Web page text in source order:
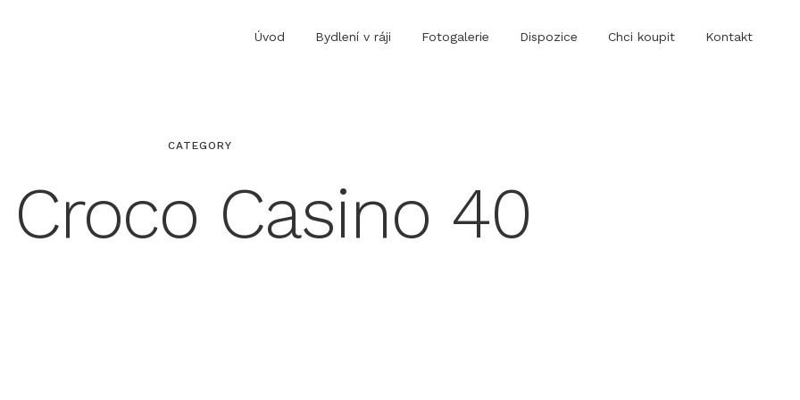
Úvod Bydlení v ráji Fotogalerie Dispozice Chci koupit Kontakt
CATEGORY
Croco Casino 40